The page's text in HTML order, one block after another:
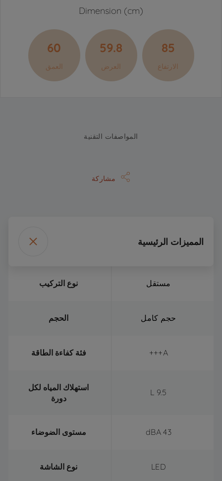
Dimension (cm)
85
الارتفاع
59.8
العرض
60
العمق
المواصفات التقنية
مشاركة
المميزات الرئيسية
نوع التركيب مستقل
الحجم حجم كامل
فئة كفاءة الطاقة A+++
استهلاك المياه لكل
دورة
9.5 L
مستوى الضوضاء 43 dBA
نوع الشاشة LED